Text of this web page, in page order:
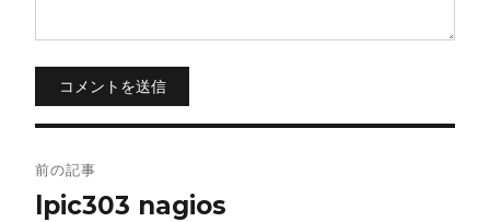
コメントを送信
稿
前の記事
lpic303 nagios